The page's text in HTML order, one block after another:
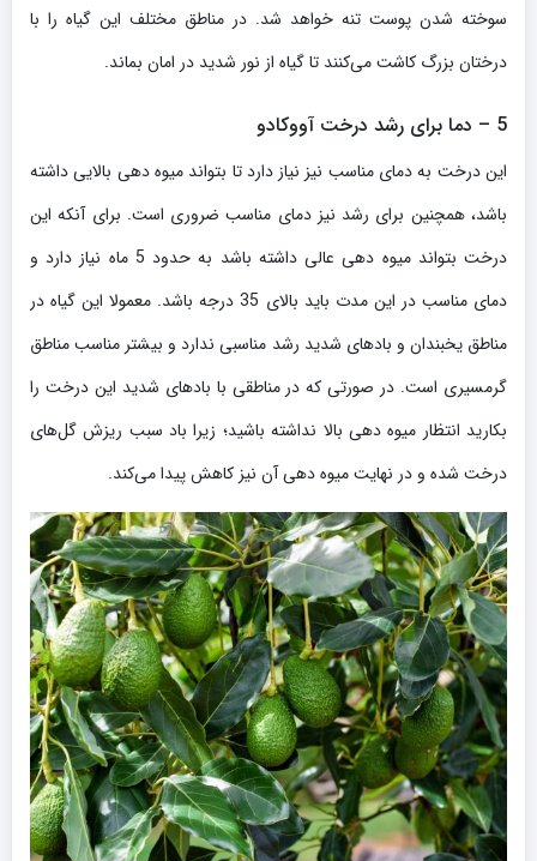
سوخته شدن پوست تنه خواهد شد. در مناطق مختلف این گیاه را با
درختان بزرگ کاشت می‌کنند تا گیاه از نور شدید در امان بماند.
5 – دما برای رشد درخت آووکادو
این درخت به دمای مناسب نیز نیاز دارد تا بتواند میوه دهی بالایی داشته
باشد، همچنین برای رشد نیز دمای مناسب ضروری است. برای آنکه این
درخت بتواند میوه دهی عالی داشته باشد به حدود 5 ماه نیاز دارد و
دمای مناسب در این مدت باید بالای 35 درجه باشد. معمولا این گیاه در
مناطق یخبندان و بادهای شدید رشد مناسبی ندارد و بیشتر مناسب مناطق
گرمسیری است. در صورتی که در مناطقی با بادهای شدید این درخت را
بکارید انتظار میوه دهی بالا نداشته باشید؛ زیرا باد سبب ریزش گل‌های
درخت شده و در نهایت میوه دهی آن نیز کاهش پیدا می‌کند.